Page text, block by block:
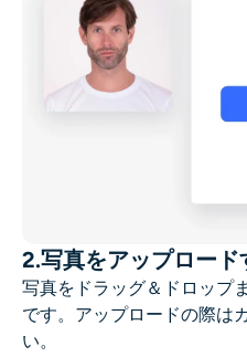
2.写真をアップロード
写真をドラッグ＆ドロップ
です。アップロードの際は
い。